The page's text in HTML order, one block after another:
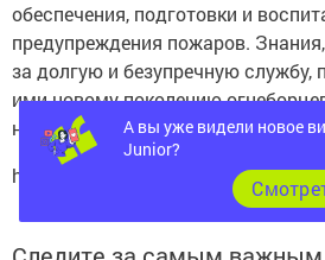
обеспечения, подготовки и
предупреждения пожаров.
за долгую и безупречную службу,
ими новому поколению
на чем держалась и держится
https://news.rambler.ru/
А вы уже видели новое
Junior?